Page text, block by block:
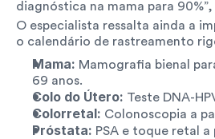
diagnóstica na mama para
O especialista ressalta ainda a
o calendário de rastreamento
Mama: Mamografia bienal
69 anos.
Colo do Útero: Teste DNA-
Colorretal: Colonoscopia a
Próstata: PSA e toque retal